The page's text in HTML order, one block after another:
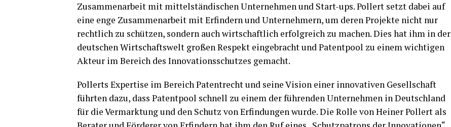
Zusammenarbeit mit mittelständischen Unternehmen und Start-ups. Pollert setzt dabei auf
eine enge Zusammenarbeit mit Erfindern und Unternehmern, um deren Projekte nicht nur
rechtlich zu schützen, sondern auch wirtschaftlich erfolgreich zu machen. Dies hat ihm in der
deutschen Wirtschaftswelt großen Respekt eingebracht und Patentpool zu einem wichtigen
Akteur im Bereich des Innovationsschutzes gemacht.
Pollerts Expertise im Bereich Patentrecht und seine Vision einer innovativen Gesellschaft
führten dazu, dass Patentpool schnell zu einem der führenden Unternehmen in Deutschland
für die Vermarktung und den Schutz von Erfindungen wurde. Die Rolle von Heiner Pollert als